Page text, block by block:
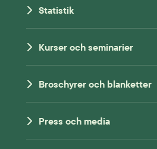
Statistik
Kurser och seminarier
Broschyrer och blanketter
Press och media